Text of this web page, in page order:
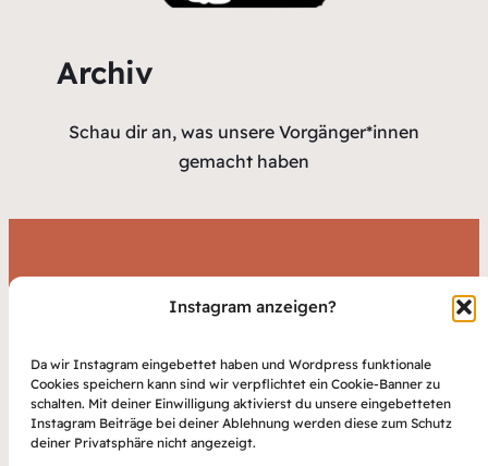
Instagram anzeigen?
Da wir Instagram eingebettet haben und Wordpress funktionale
Cookies speichern kann sind wir verpflichtet ein Cookie-Banner zu
schalten. Mit deiner Einwilligung aktivierst du unsere eingebetteten
Instagram Beiträge bei deiner Ablehnung werden diese zum Schutz
deiner Privatsphäre nicht angezeigt.
Archiv
Schau dir an, was unsere Vorgänger*innen
gemacht haben
Du bist interessiert? Komm
vorbei!
Wir sind am 21.04.26 auf dem